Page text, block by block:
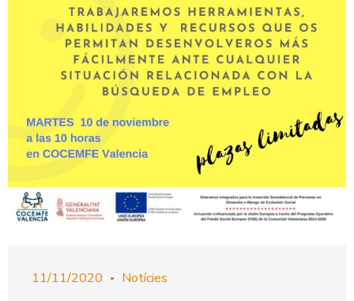
11/11/2020 Notícies